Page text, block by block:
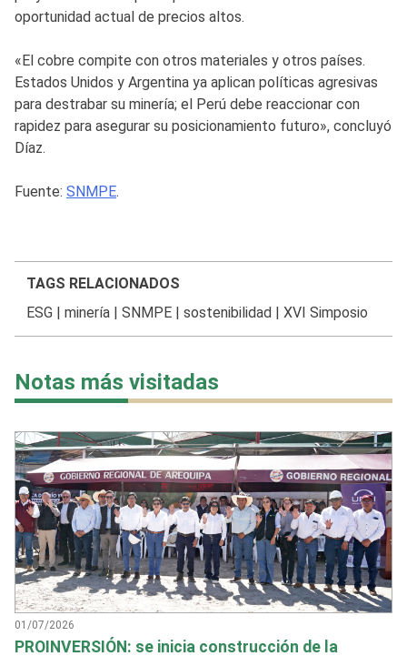
oportunidad actual de precios altos.
«El cobre compite con otros materiales y otros países.
Estados Unidos y Argentina ya aplican políticas agresivas
para destrabar su minería; el Perú debe reaccionar con
rapidez para asegurar su posicionamiento futuro», concluyó
Díaz.
Fuente: SNMPE.
TAGS RELACIONADOS
ESG| minería| SNMPE| sostenibilidad XVI Simposio
Notas más visitadas
01/07/2026
PROINVERSIÓN: se inicia construcción de la